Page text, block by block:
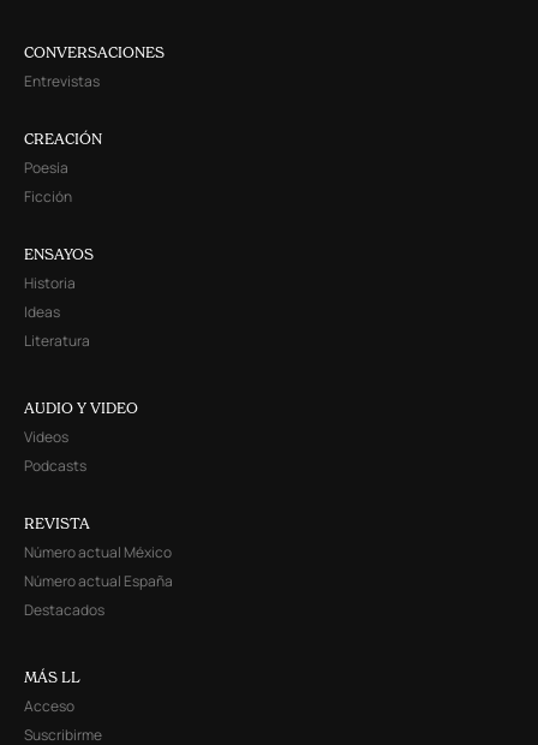
CONVERSACIONES
Entrevistas
CREACIÓN
Poesía
Ficción
ENSAYOS
Historia
Ideas
Literatura
AUDIO Y VIDEO
Videos
Podcasts
REVISTA
Número actual México
Número actual España
Destacados
MÁS LL
Acceso
Suscribirme